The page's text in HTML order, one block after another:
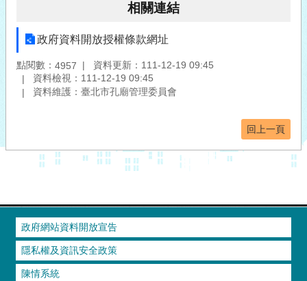
相關連結
政府資料開放授權條款網址
點閱數： 4957
資料更新：111-12-19 09:45
資料檢視：111-12-19 09:45
資料維護：臺北市孔廟管理委員會
回上一頁
政府網站資料開放宣告
隱私權及資訊安全政策
陳情系統